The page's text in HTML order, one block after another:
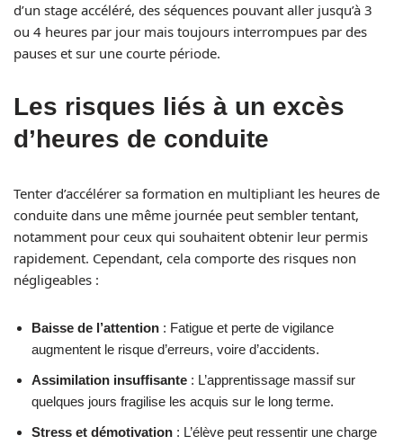
d’un stage accéléré, des séquences pouvant aller jusqu’à 3
ou 4 heures par jour mais toujours interrompues par des
pauses et sur une courte période.
Les risques liés à un excès
d’heures de conduite
Tenter d’accélérer sa formation en multipliant les heures de
conduite dans une même journée peut sembler tentant,
notamment pour ceux qui souhaitent obtenir leur permis
rapidement. Cependant, cela comporte des risques non
négligeables :
Baisse de l’attention : Fatigue et perte de vigilance
augmentent le risque d’erreurs, voire d’accidents.
Assimilation insuffisante : L’apprentissage massif sur
quelques jours fragilise les acquis sur le long terme.
Stress et démotivation : L’élève peut ressentir une charge